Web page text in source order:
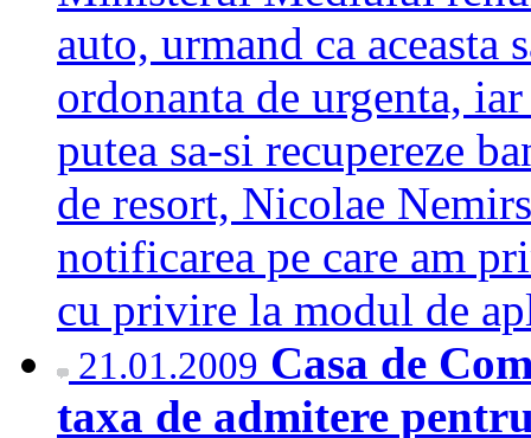
auto, urmand ca
ordonanta de urgenta,
putea sa-si recupereze
de resort, Nicolae
notificarea pe care am
cu privire la modul de
21.01.2009 Casa de
taxa de admitere